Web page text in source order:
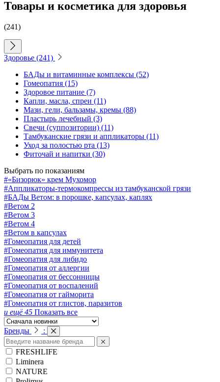
Товары и косметика для здоровья
(241)
Здоровье (241)
БАДы и витаминные комплексы (52)
Гомеопатия (15)
Здоровое питание (7)
Капли, масла, спреи (11)
Мази, гели, бальзамы, кремы (88)
Пластырь лечебный (3)
Свечи (суппозитории) (11)
Тамбуканские грязи и аппликаторы (11)
Уход за полостью рта (13)
Фиточай и напитки (30)
Выбрать по показаниям
#«Бизорюк» крем Мухомор
#Аппликаторы-термокомпрессы из тамбуканской грязи
#БАДы Ветом: в порошке, капсулах, каплях
#Ветом 2
#Ветом 3
#Ветом 4
#Ветом в капсулах
#Гомеопатия для детей
#Гомеопатия для иммунитета
#Гомеопатия для либидо
#Гомеопатия от аллергии
#Гомеопатия от бессонницы
#Гомеопатия от воспалений
#Гомеопатия от гайморита
#Гомеопатия от глистов, паразитов
и ещё 45 Показать все
Бренды :
FRESHLIFE
Liminera
NATURE